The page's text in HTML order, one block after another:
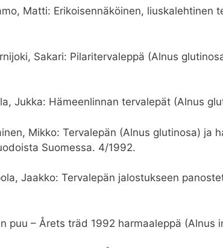
Matti: Erikoisennäköinen, liuskalehtinen
Sakari: Pilaritervaleppä (Alnus glutinosa
Jukka: Hämeenlinnan tervalepät (Alnus
Mikko: Tervalepän (Alnus glutinosa) ja
Suomessa. 4/1992.
Jaakko: Tervalepän jalostukseen
puu – Årets träd 1992 harmaaleppä (Alnus